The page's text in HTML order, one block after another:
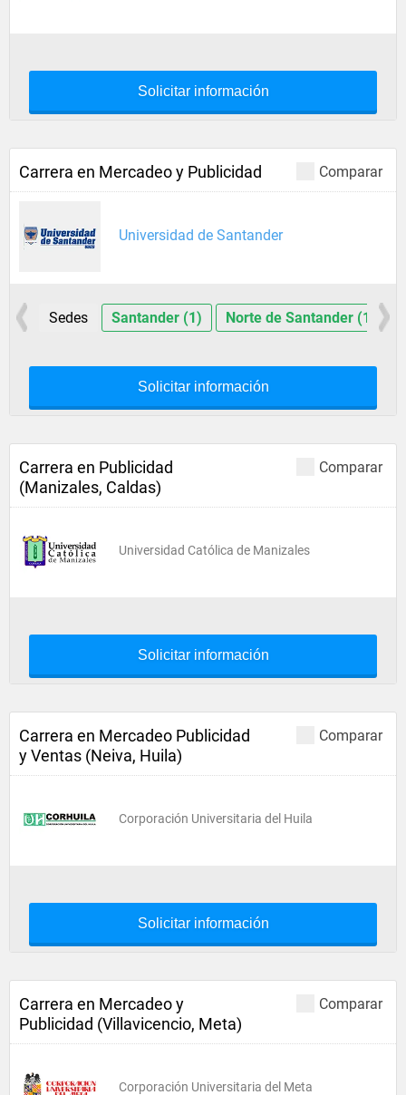
Solicitar información
Comparar
Carrera en Mercadeo y Publicidad
Universidad de Santander
Sedes Santander (1) Norte de Santander (1)
Solicitar información
Comparar
Carrera en Publicidad
(Manizales, Caldas)
Universidad Católica de Manizales
Solicitar información
Comparar
Carrera en Mercadeo Publicidad
y Ventas (Neiva, Huila)
Corporación Universitaria del Huila
Solicitar información
Comparar
Carrera en Mercadeo y
Publicidad (Villavicencio, Meta)
Corporación Universitaria del Meta